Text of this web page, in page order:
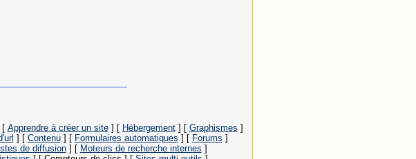
[ Apprendre à créer un site] [ Hébergement] [ Graphismes ]
] [ Contenu] [ Formulaires automatiques ] [ Forums ]
de diffusion] [ Moteurs de recherche internes ]